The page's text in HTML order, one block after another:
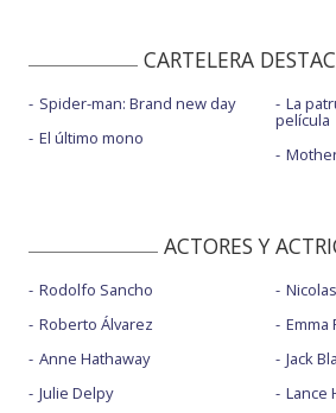
CARTELERA
Spider-man: Brand new day
El último mono
La
película
ACTORES Y
Rodolfo Sancho
Roberto Álvarez
Anne Hathaway
Julie Delpy
Emma
Jack
Lance